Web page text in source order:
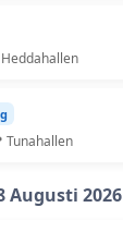
Heddahallen
Tunahallen
Augusti 2026